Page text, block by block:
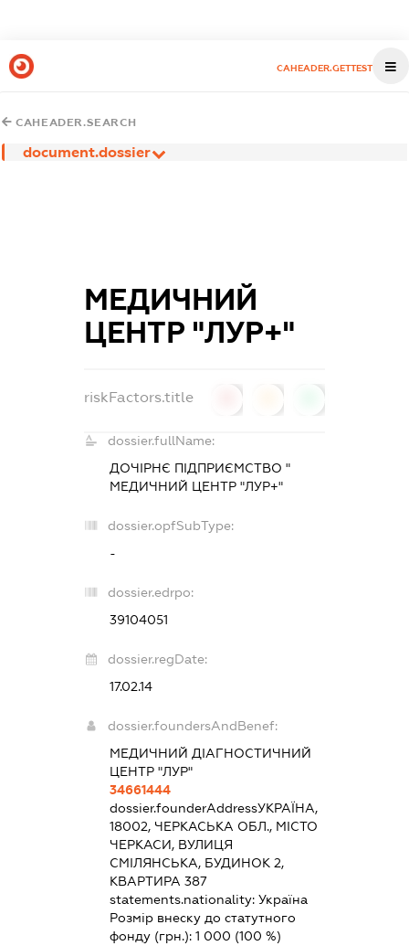
CAHEADER.GETTEST
CAHEADER.SEARCH
document.dossier
МЕДИЧНИЙ
ЦЕНТР "ЛУР+"
riskFactors.title
dossier.fullName:
ДОЧІРНЄ ПІДПРИЄМСТВО "
МЕДИЧНИЙ ЦЕНТР "ЛУР+"
dossier.opfSubType:
-
dossier.edrpo:
39104051
dossier.regDate:
17.02.14
dossier.foundersAndBenef:
МЕДИЧНИЙ ДІАГНОСТИЧНИЙ
ЦЕНТР "ЛУР"
34661444
dossier.founderAddressУКРАЇНА,
18002, ЧЕРКАСЬКА ОБЛ., МІСТО
ЧЕРКАСИ, ВУЛИЦЯ
СМІЛЯНСЬКА, БУДИНОК 2,
КВАРТИРА 387
statements.nationality:Україна
Розмір внеску до статутного
фонду (грн.):1 000 (100 %)